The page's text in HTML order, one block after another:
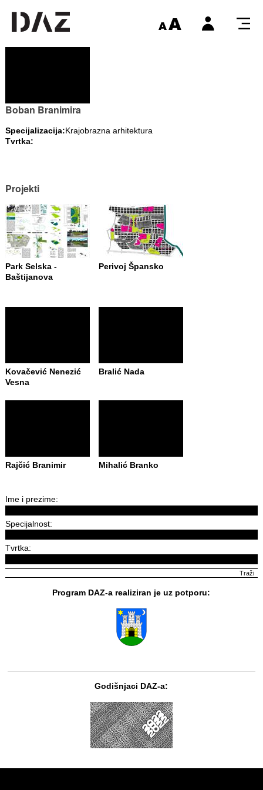
Boban Branimira
Specijalizacija:Krajobrazna arhitektura
Tvrtka:
Projekti
Park Selska -
Baštijanova
Perivoj Špansko
Kovačević Nenezić
Vesna
Bralić Nada
Rajčić Branimir Mihalić Branko
Ime i prezime:
Specijalnost:
Tvrtka:
Program DAZ-a realiziran je uz potporu:
Godišnjaci DAZ-a: